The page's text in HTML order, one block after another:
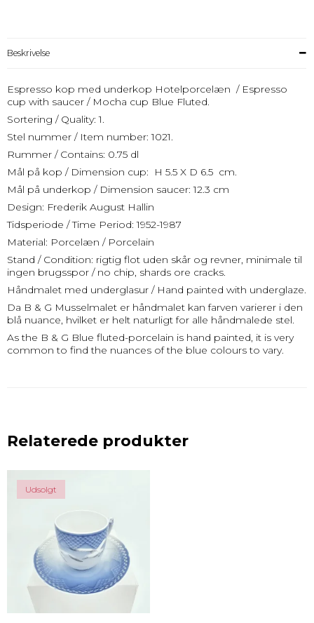
Beskrivelse
Espresso kop med underkop Hotelporcelæn / Espresso
cup with saucer / Mocha cup Blue Fluted.
Sortering / Quality: 1.
Stel nummer / Item number: 1021.
Rummer / Contains: 0.75 dl
Mål på kop / Dimension cup: H 5.5 X D 6.5 cm.
Mål på underkop / Dimension saucer: 12.3 cm
Design: Frederik August Hallin
Tidsperiode / Time Period: 1952-1987
Material: Porcelæn / Porcelain
Stand / Condition: rigtig flot uden skår og revner, minimale til
ingen brugsspor / no chip, shards ore cracks.
Håndmalet med underglasur / Hand painted with underglaze.
Da B & G Musselmalet er håndmalet kan farven varierer i den
blå nuance, hvilket er helt naturligt for alle håndmalede stel.
As the B & G Blue fluted-porcelain is hand painted, it is very
common to find the nuances of the blue colours to vary.
Relaterede produkter
Udsolgt